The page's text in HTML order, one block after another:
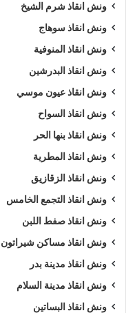
ونش انقاذ شرم الشيخ
ونش انقاذ سوهاج
ونش انقاذ المنوفية
ونش انقاذ البدرشين
ونش انقاذ عيون موسي
ونش انقاذ السواح
ونش انقاذ بنها الحر
ونش انقاذ المطرية
ونش انقاذ الزقازيق
ونش انقاذ التجمع الخامس
ونش انقاذ صفط اللبن
ونش انقاذ مساكن شيراتون
ونش انقاذ مدينة بدر
ونش انقاذ مدينة السلام
ونش انقاذ البساتين